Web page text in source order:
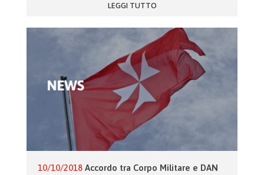
LEGGI TUTTO
10/10/2018 Accordo tra Corpo Militare e DAN